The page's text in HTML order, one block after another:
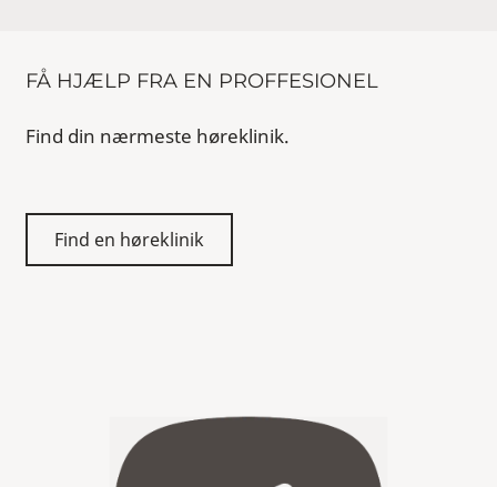
FÅ HJÆLP FRA EN PROFFESIONEL
Find din nærmeste høreklinik.
Find en høreklinik